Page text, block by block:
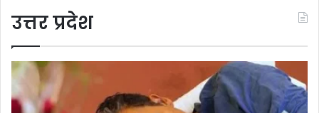
उत्तर प्रदेश